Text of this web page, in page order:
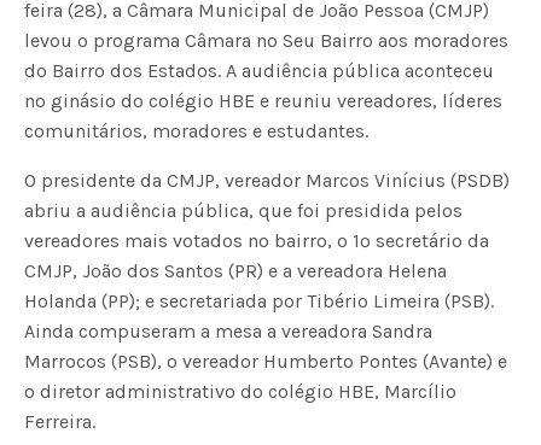
feira (28), a Câmara Municipal de João Pessoa (CMJP)
levou o programa Câmara no Seu Bairro aos moradores
do Bairro dos Estados. A audiência pública aconteceu
no ginásio do colégio HBE e reuniu vereadores, líderes
comunitários, moradores e estudantes.
O presidente da CMJP, vereador Marcos Vinícius (PSDB)
abriu a audiência pública, que foi presidida pelos
vereadores mais votados no bairro, o 1º secretário da
CMJP, João dos Santos (PR) e a vereadora Helena
Holanda (PP); e secretariada por Tibério Limeira (PSB).
Ainda compuseram a mesa a vereadora Sandra
Marrocos (PSB), o vereador Humberto Pontes (Avante) e
o diretor administrativo do colégio HBE, Marcílio
Ferreira.